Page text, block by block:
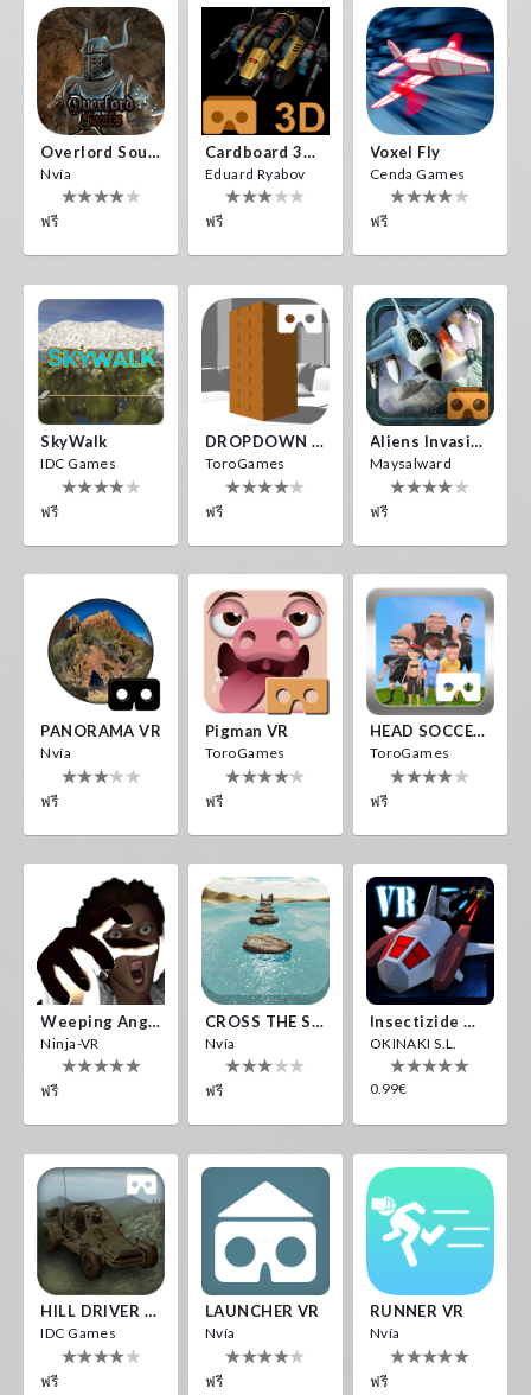
Overlord Souls
Nvía
ฟรี
Cardboard 3D VR Space FPS Game
Eduard Ryabov
ฟรี
Voxel Fly
Cenda Games
ฟรี
SkyWalk
IDC Games
ฟรี
DROPDOWN VR
ToroGames
ฟรี
Aliens Invasion VR
Maysalward
ฟรี
PANORAMA VR
Nvía
ฟรี
Pigman VR
ToroGames
ฟรี
HEAD SOCCER VR
ToroGames
ฟรี
Weeping Angels VR
Ninja-VR
ฟรี
CROSS THE SEA
Nvía
ฟรี
Insectizide Wars VR
OKINAKI S.L.
0.99€
HILL DRIVER VR
IDC Games
ฟรี
LAUNCHER VR
Nvía
ฟรี
RUNNER VR
Nvía
ฟรี